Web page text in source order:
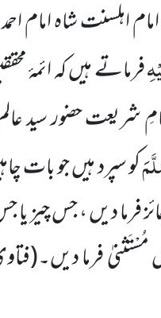
اہلسنت شاہ امام
فرماتے ہیں کہ ائمۂ
شریعت حضور سید
کو سپرد ہیں جو بات
فرما دیں ، جس چیز
فرما دیں۔